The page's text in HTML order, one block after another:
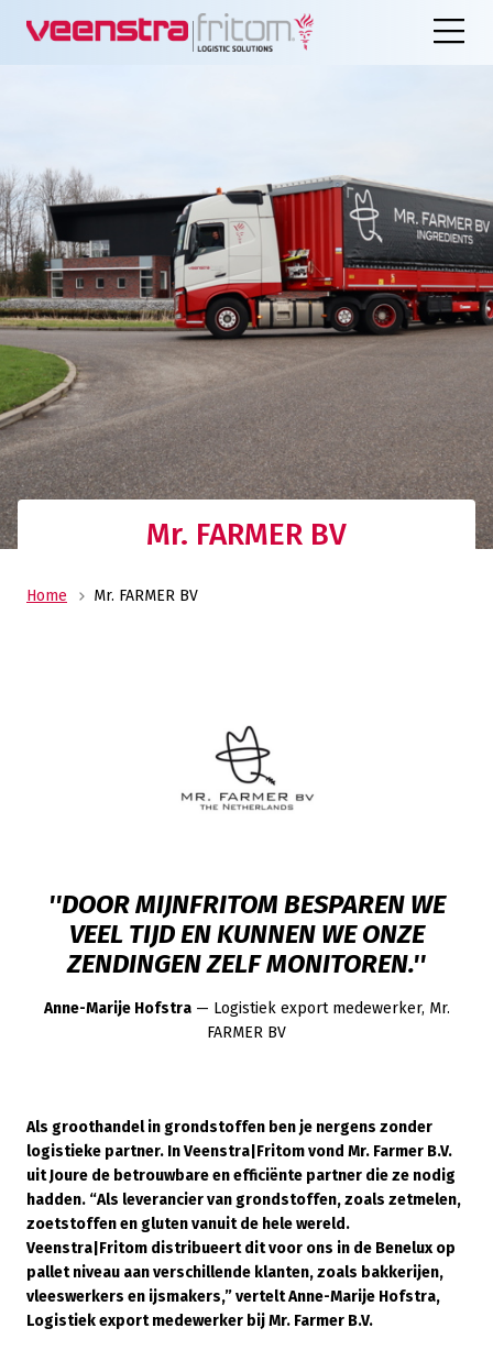
Mr. FARMER BV
Home Mr. FARMER BV
''DOOR MIJNFRITOM BESPAREN WE
VEEL TIJD EN KUNNEN WE ONZE
ZENDINGEN ZELF MONITOREN.''
Anne-Marije Hofstra— Logistiek export medewerker, Mr.
FARMER BV
Als groothandel in grondstoffen ben je nergens zonder
logistieke partner. In Veenstra|Fritom vond Mr. Farmer B.V.
uit Joure de betrouwbare en efficiënte partner die ze nodig
hadden. “Als leverancier van grondstoffen, zoals zetmelen,
zoetstoffen en gluten vanuit de hele wereld.
Veenstra|Fritom distribueert dit voor ons in de Benelux op
pallet niveau aan verschillende klanten, zoals bakkerijen,
vleeswerkers en ijsmakers,” vertelt Anne-Marije Hofstra,
Logistiek export medewerker bij Mr. Farmer B.V.